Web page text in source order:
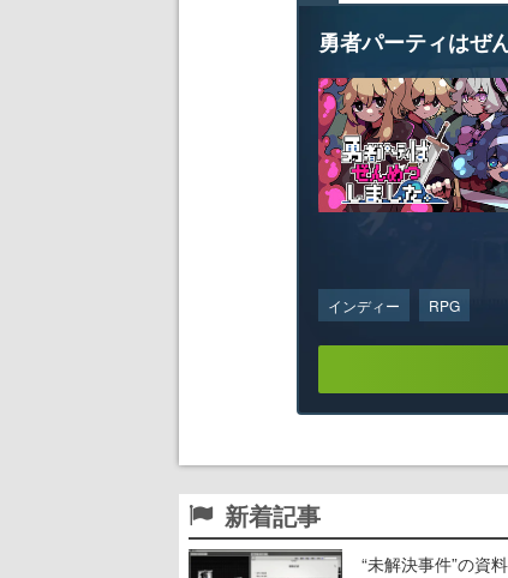
勇者パーティはぜ
インディー RPG
新着記事
“未解決事件”の資